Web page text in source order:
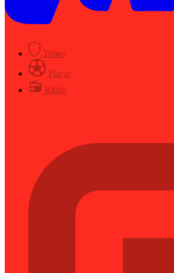
Times
Placar
Rádio